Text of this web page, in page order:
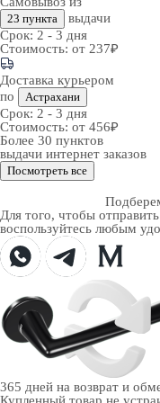
23 пункта
выдачи
Срок: 2 - 3 дня
Стоимость: от 237₽
Доставка курьером
по
Астрахани
Срок: 2 - 3 дня
Стоимость: от 456₽
Более 30 пунктов
выдачи интернет заказов
Посмотреть все
Для того, чтобы
воспользуйтесь любым
365 дней на возврат и